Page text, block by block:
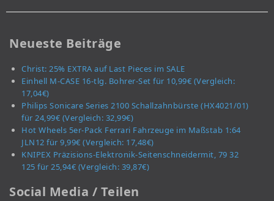
Neueste Beiträge
Christ: 25% EXTRA auf Last Pieces im SALE
Einhell M-CASE 16-tlg. Bohrer-Set für 10,99€ (Vergleich:
17,04€)
Philips Sonicare Series 2100 Schallzahnbürste (HX4021/01)
für 24,99€ (Vergleich: 32,99€)
Hot Wheels 5er-Pack Ferrari Fahrzeuge im Maßstab 1:64
JLN12 für 9,99€ (Vergleich: 17,48€)
KNIPEX Präzisions-Elektronik-Seitenschneidermit, 79 32
125 für 25,94€ (Vergleich: 39,87€)
Social Media / Teilen